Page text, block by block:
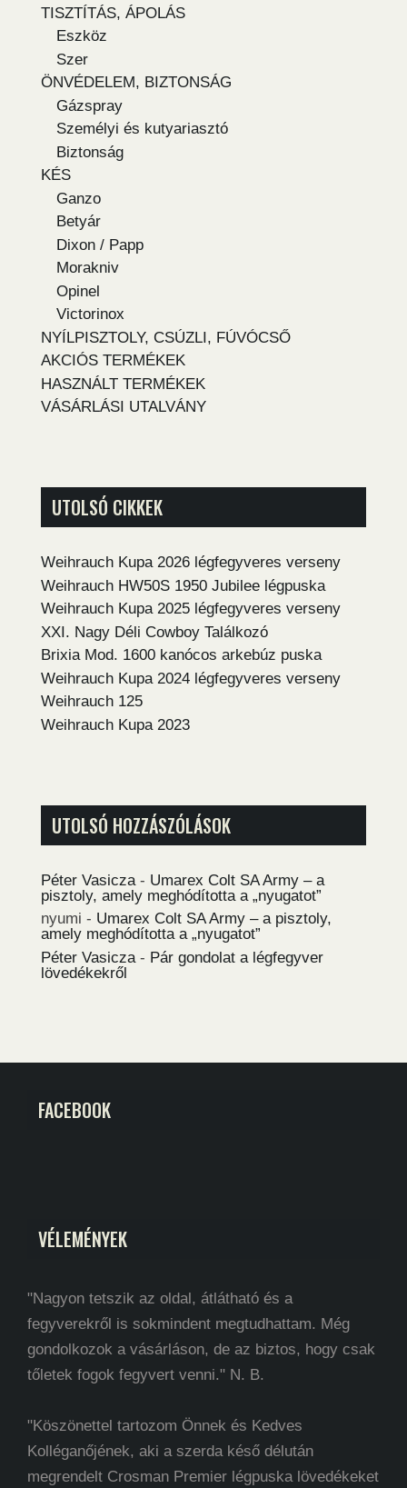
TISZTÍTÁS, ÁPOLÁS
Eszköz
Szer
ÖNVÉDELEM, BIZTONSÁG
Gázspray
Személyi és kutyariasztó
Biztonság
KÉS
Ganzo
Betyár
Dixon / Papp
Morakniv
Opinel
Victorinox
NYÍLPISZTOLY, CSÚZLI, FÚVÓCSŐ
AKCIÓS TERMÉKEK
HASZNÁLT TERMÉKEK
VÁSÁRLÁSI UTALVÁNY
UTOLSÓ CIKKEK
Weihrauch Kupa 2026 légfegyveres verseny
Weihrauch HW50S 1950 Jubilee légpuska
Weihrauch Kupa 2025 légfegyveres verseny
XXI. Nagy Déli Cowboy Találkozó
Brixia Mod. 1600 kanócos arkebúz puska
Weihrauch Kupa 2024 légfegyveres verseny
Weihrauch 125
Weihrauch Kupa 2023
UTOLSÓ HOZZÁSZÓLÁSOK
Péter Vasicza - Umarex Colt SA Army – a
pisztoly, amely meghódította a „nyugatot”
nyumi - Umarex Colt SA Army – a pisztoly,
amely meghódította a „nyugatot”
Péter Vasicza - Pár gondolat a légfegyver
lövedékekről
FACEBOOK
VÉLEMÉNYEK
"Nagyon tetszik az oldal, átlátható és a
fegyverekről is sokmindent megtudhattam. Még
gondolkozok a vásárláson, de az biztos, hogy csak
tőletek fogok fegyvert venni." N. B.
"Köszönettel tartozom Önnek és Kedves
Kolléganőjének, aki a szerda késő délután
megrendelt Crosman Premier légpuska lövedékeket